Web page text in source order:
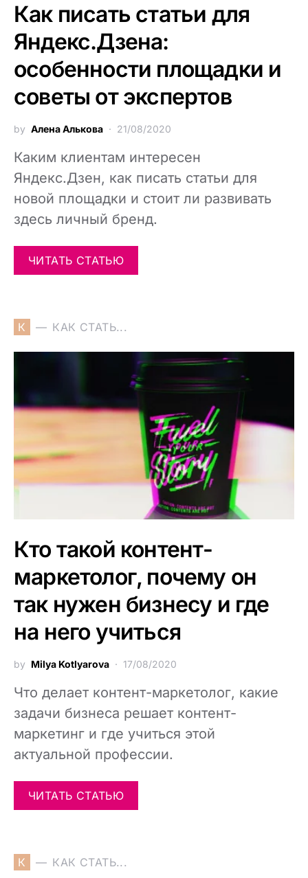
Как писать статьи для
Яндекс.Дзена:
особенности площадки и
советы от экспертов
by Алена Алькова 21/08/2020
Каким клиентам интересен
Яндекс.Дзен, как писать статьи для
новой площадки и стоит ли развивать
здесь личный бренд.
ЧИТАТЬ СТАТЬЮ
К КАК СТАТЬ...
Кто такой контент-
маркетолог, почему он
так нужен бизнесу и где
на него учиться
by Milya Kotlyarova 17/08/2020
Что делает контент-маркетолог, какие
задачи бизнеса решает контент-
маркетинг и где учиться этой
актуальной профессии.
ЧИТАТЬ СТАТЬЮ
К КАК СТАТЬ...